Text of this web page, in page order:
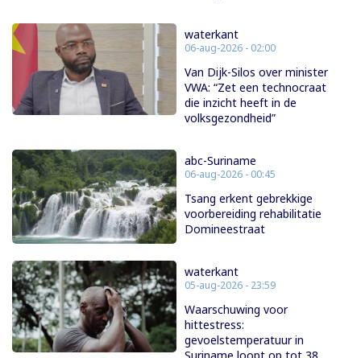
waterkant
06-aug-2026 - 02:00
Van Dijk-Silos over minister
VWA: “Zet een technocraat
die inzicht heeft in de
volksgezondheid”
abc-Suriname
06-aug-2026 - 00:45
Tsang erkent gebrekkige
voorbereiding rehabilitatie
Domineestraat
waterkant
05-aug-2026 - 23:59
Waarschuwing voor
hittestress:
gevoelstemperatuur in